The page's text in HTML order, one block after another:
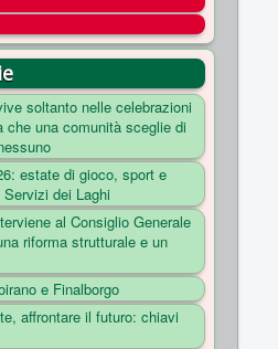
soltanto nelle celebrazioni
che una comunità sceglie di
estate di gioco, sport e
dei Laghi
al Consiglio Generale
riforma strutturale e un
e Finalborgo
affrontare il futuro: chiavi